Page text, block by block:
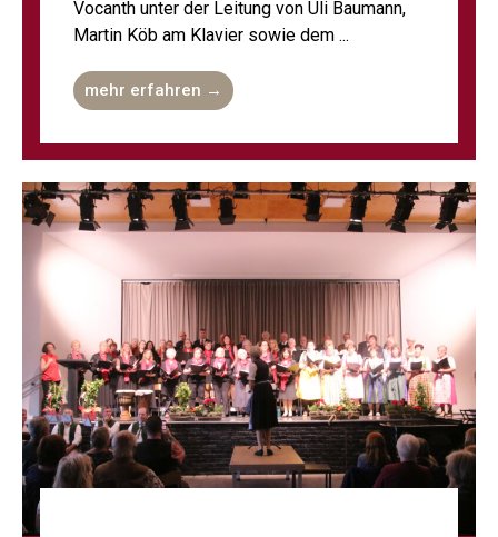
Vocanth unter der Leitung von Uli Baumann,
Martin Köb am Klavier sowie dem ...
mehr erfahren →